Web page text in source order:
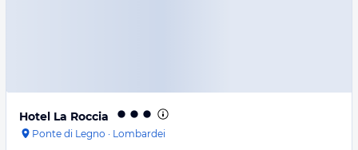
Hotel La Roccia
Ponte di Legno · Lombardei